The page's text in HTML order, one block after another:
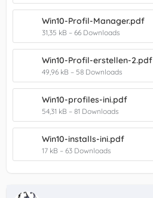
Win10-Profil-Manager.pdf
31,35 kB – 66 Downloads
Win10-Profil-erstellen-2.pdf
49,96 kB – 58 Downloads
Win10-profiles-ini.pdf
54,31 kB – 81 Downloads
Win10-installs-ini.pdf
17 kB – 63 Downloads